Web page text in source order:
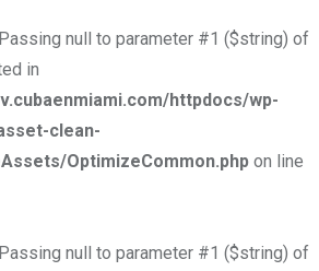
null to parameter #1 ($string) of
in
httpdocs/wp-
clean-
OptimizeCommon.php on line
null to parameter #1 ($string) of